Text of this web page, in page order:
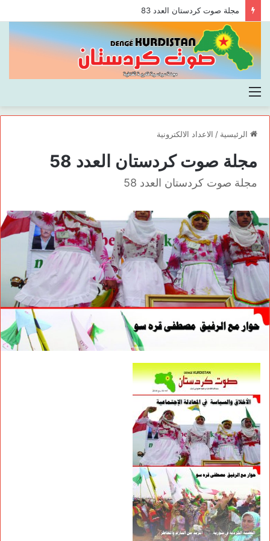
مجلة صوت كردستان العدد 83
القائمة
الرئيسية / الاعداد الالكترونية
مجلة صوت كردستان العدد 58
مجلة صوت كردستان العدد 58